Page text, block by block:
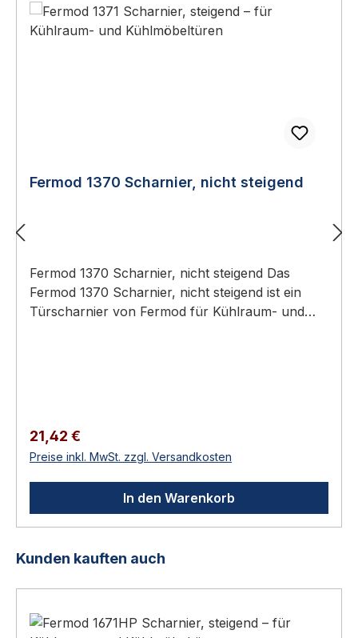
Fermod 1370 Scharnier, nicht steigend
Fermod 1370 Scharnier, nicht steigend Das
Fermod 1370 Scharnier, nicht steigend ist ein
Türscharnier von Fermod für Kühlraum- und
DichtungMaterial KompositVerzinkte
AchseMaximales Türgewicht (pro Paar) 25 kg
Technische Daten Spezifikation und
Ausführungen
ProduktgruppeKühlraum-/Kühlmöbel-
ScharnierMaterialKompositMax. Türgewicht (pro
Dichtung)Hersteller-
Qualitätsmanagement)Ausführungen &
Regulärer Preis:
21,42 €
Preise inkl. MwSt. zzgl. Versandkosten
In den Warenkorb
Produktgalerie überspringen
Kunden kauften auch